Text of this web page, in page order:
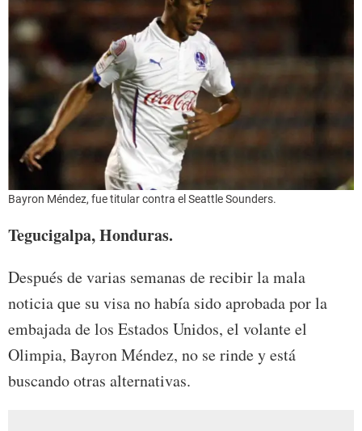
Bayron Méndez, fue titular contra el Seattle Sounders.
Tegucigalpa, Honduras.
Después de varias semanas de recibir la mala
noticia que su visa no había sido aprobada por la
embajada de los Estados Unidos, el volante el
Olimpia, Bayron Méndez, no se rinde y está
buscando otras alternativas.